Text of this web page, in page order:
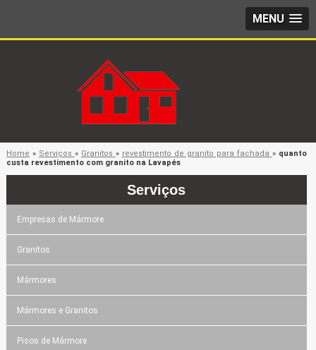
MENU
Home » Serviços » Granitos » revestimento de granito para fachada » quanto
custa revestimento com granito na Lavapés
Serviços
Empresas de Mármore
Granitos
Mármores
Mármores e Granitos
Pisos de Mármore